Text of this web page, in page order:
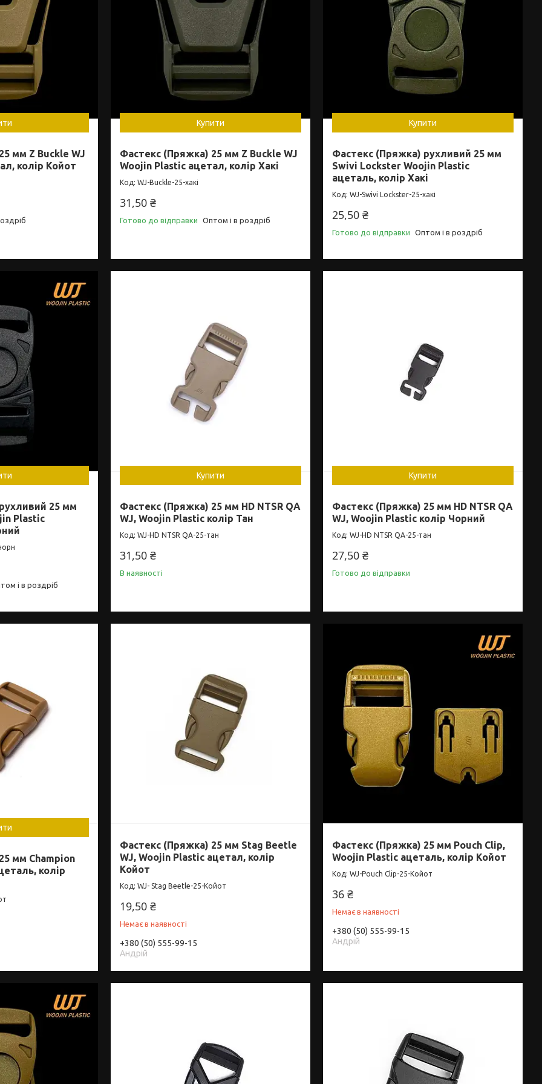
мм Z Buckle WJ
колір Койот
Купити
Фастекс (Пряжка) 25 мм Z Buckle WJ
Woojin Plastic ацетал, колір Хакі
WJ-Buckle-25-хакі
31,50 ₴
Готово до відправки Оптом і в роздріб
Купити
Фастекс (Пряжка) рухливий 25 мм
Swivi Lockster Woojin Plastic
ацеталь, колір Хакі
WJ-Swivi Lockster-25-хакі
25,50 ₴
Готово до відправки Оптом і в роздріб
25 мм
Plastic
і в роздріб
Купити
Фастекс (Пряжка) 25 мм HD NTSR QA
WJ, Woojin Plastic колір Тан
WJ-HD NTSR QA-25-тан
31,50 ₴
В наявності
Купити
Фастекс (Пряжка) 25 мм HD NTSR QA
WJ, Woojin Plastic колір Чорний
WJ-HD NTSR QA-25-тан
27,50 ₴
Готово до відправки
мм Champion
колір
Фастекс (Пряжка) 25 мм Stag Beetle
WJ, Woojin Plastic ацетал, колір
Койот
WJ- Stag Beetle-25-Койот
19,50 ₴
Немає в наявності
+380 (50) 555-99-15
Андрій
Фастекс (Пряжка) 25 мм Pouch Clip,
Woojin Plastic ацеталь, колір Койот
WJ-Pouch Clip-25-Койот
36 ₴
Немає в наявності
+380 (50) 555-99-15
Андрій